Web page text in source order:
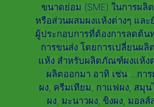
ขนาดย่อม (SME) ในการผลิ
หรือส่วนผสมผงแห้งต่างๆ และ
ผู้ประกอบการที่ต้องการลดต้น
การขนส่ง โดยการเปลี่ยนผ
แห้ง สำหรับผลิตภัณฑ์ผงแห้ง
ผลิตออกมา อาทิ เช่น …กา
ผง, ครีมเทียม, กาแฟผง, สมุน
ผง, มะนาวผง, ขิงผง, มอลส์